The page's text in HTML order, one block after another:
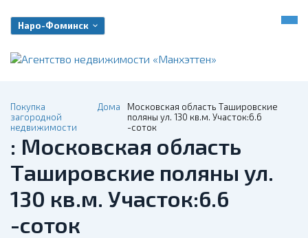
Наро-Фоминск
Покупка
загородной
недвижимости
Дома
Московская область Ташировские
поляны ул. 130 кв.м. Участок:6.6
-соток
: Московская область
Ташировские поляны ул.
130 кв.м. Участок:6.6
-соток